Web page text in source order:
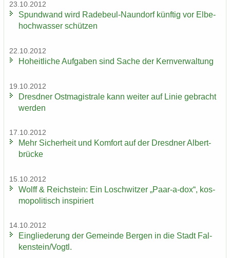
23.10.2012
Spund­wand wird Radebeul-​Naundorf künf­tig vor El­be­
hoch­was­ser schüt­zen
22.10.2012
Ho­heit­li­che Auf­ga­ben sind Sache der Kern­ver­wal­tung
19.10.2012
Dresd­ner Ost­ma­gis­tra­le kann wei­ter auf Linie ge­bracht
wer­den
17.10.2012
Mehr Si­cher­heit und Kom­fort auf der Dresd­ner Al­bert­
brü­cke
15.10.2012
Wolff & Reichs­tein: Ein Losch­wit­zer „Paar-​a-dox“, kos­
mo­po­li­tisch in­spi­riert
14.10.2012
Ein­glie­de­rung der Ge­mein­de Ber­gen in die Stadt Fal­
ken­stein/Vogtl.